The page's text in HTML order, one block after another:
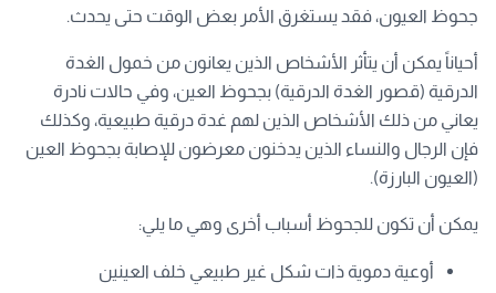
جحوظ العيون، فقد يستغرق الأمر بعض الوقت حتى يحدث.
أحياناً يمكن أن يتأثر الأشخاص الذين يعانون من خمول الغدة
الدرقية (قصور الغدة الدرقية) بجحوظ العين، وفي حالات نادرة
يعاني من ذلك الأشخاص الذين لهم غدة درقية طبيعية، وكذلك
فإن الرجال والنساء الذين يدخنون معرضون للإصابة بجحوظ العين
(العيون البارزة).
يمكن أن تكون للجحوظ أسباب أخرى وهي ما يلي:
أوعية دموية ذات شكل غير طبيعي خلف العينين